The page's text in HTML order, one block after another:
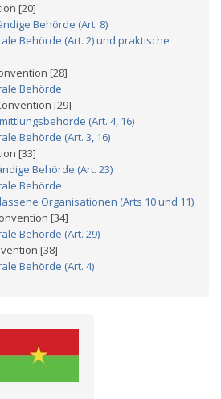
[20]
Behörde (Art. 8)
Behörde (Art. 2) und praktische
[28]
Behörde
[29]
(Art. 4, 16)
Behörde (Art. 3, 16)
[33]
Behörde (Art. 23)
Behörde
Organisationen (Arts 10 und 11)
[34]
Behörde (Art. 29)
[38]
Behörde (Art. 4)